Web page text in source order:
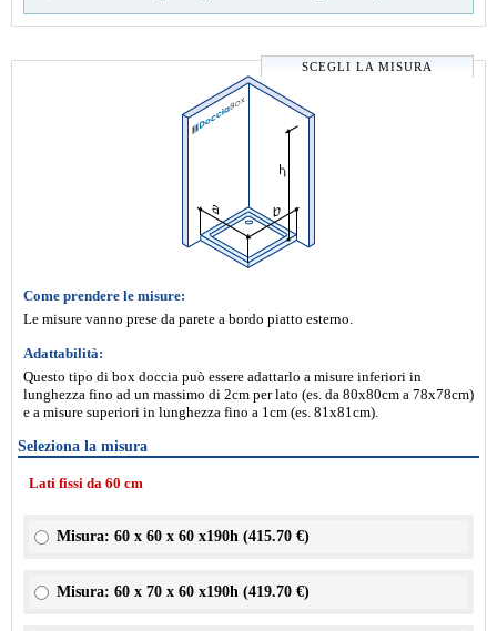
SCEGLI LA MISURA
Come prendere le misure:
Le misure vanno prese da parete a bordo piatto esterno.
Adattabilità:
Questo tipo di box doccia può essere adattarlo a misure inferiori in
lunghezza fino ad un massimo di 2cm per lato (es. da 80x80cm a 78x78cm)
e a misure superiori in lunghezza fino a 1cm (es. 81x81cm).
Seleziona la misura
Lati fissi da 60 cm
Misura: 60 x 60 x 60 x190h (415.70 €)
Misura: 60 x 70 x 60 x190h (419.70 €)